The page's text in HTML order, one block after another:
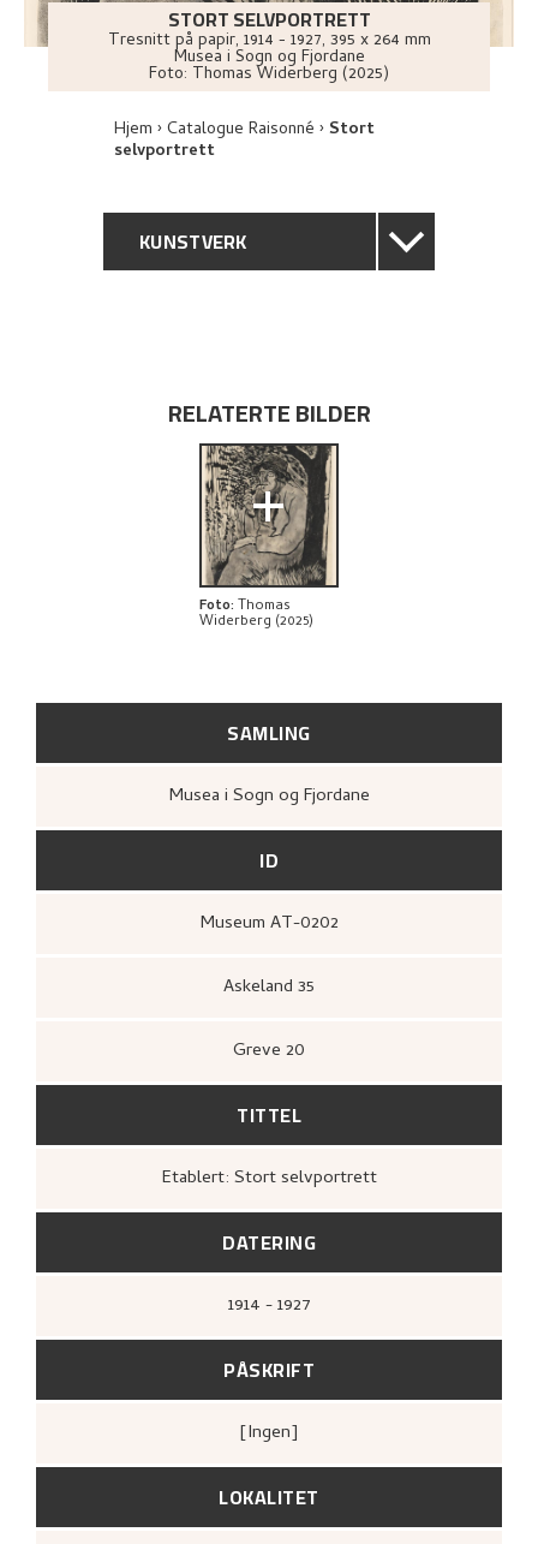
STORT SELVPORTRETT
Tresnitt på papir, 1914 - 1927, 395 x 264 mm
Musea i Sogn og Fjordane
Foto: Thomas Widerberg (2025)
Hjem Catalogue Raisonné Stort
selvportrett
KUNSTVERK
PROVENIENS
UTSTILLINGSHISTORIE
BIBLIOGRAFI
UTFORSK
SAMLING
Musea i Sogn og Fjordane
ID
Museum AT-0202
Askeland 35
Greve 20
TITTEL
Etablert: Stort selvportrett
DATERING
1914 - 1927
PÅSKRIFT
[ingen]
RELATERTE BILDER
+
Foto: Thomas
Widerberg (2025)
LOKALITET